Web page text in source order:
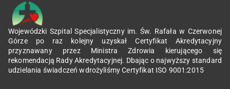
Wojewódzki Szpital Specjalistyczny im. Św. Rafała w Czerwonej
Górze po raz kolejny uzyskał Certyfikat Akredytacyjny
przyznawany przez Ministra Zdrowia kierującego się
rekomendacją Rady Akredytacyjnej. Dbając o najwyższy standard
udzielania świadczeń wdrożyliśmy Certyfikat ISO 9001:2015